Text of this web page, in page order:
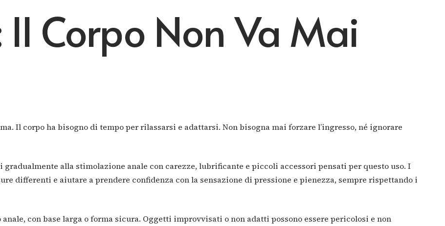
Corpo Non Va Mai
Il corpo ha bisogno di tempo per rilassarsi e adattarsi. Non bisogna mai forzare l’ingresso, né ignorare
alla stimolazione anale con carezze, lubrificante e piccoli accessori pensati per questo uso. I
differenti e aiutare a prendere confidenza con la sensazione di pressione e pienezza, sempre rispettando i
con base larga o forma sicura. Oggetti improvvisati o non adatti possono essere pericolosi e non